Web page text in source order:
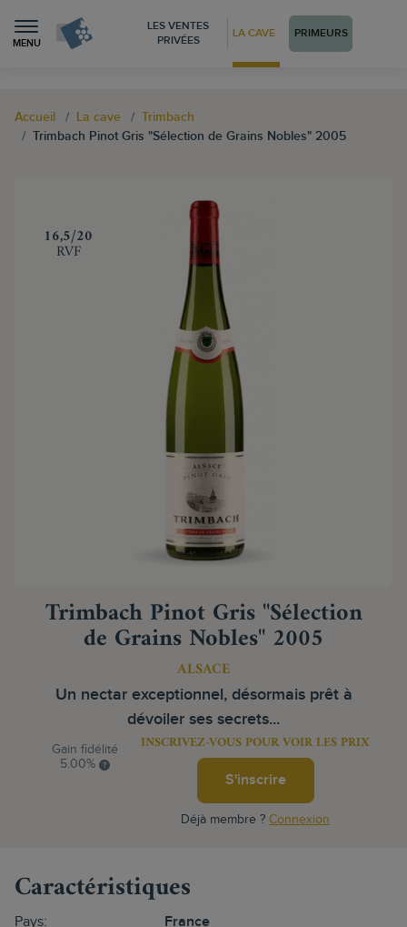
MENU
LES VENTES
PRIVÉES
LA CAVE PRIMEURS
Accueil La cave
Trimbach
Trimbach Pinot Gris "Sélection de Grains Nobles" 2005
‍16,5/20
RVF
Trimbach Pinot Gris "Sélection
de Grains Nobles" 2005
ALSACE
Un nectar exceptionnel, désormais prêt à
dévoiler ses secrets...
Gain fidélité
5.00%
INSCRIVEZ-VOUS POUR VOIR LES PRIX
S'inscrire
Déjà membre ? Connexion
Caractéristiques
Pays: France